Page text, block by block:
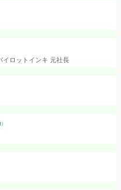
イロットインキ 元社長